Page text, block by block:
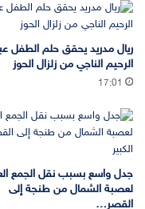
ريال مدريد يحقق حلم الطفل
الرحيم الناجي من زلزال الحوز
17:01
جدل واسع بسبب نقل الجمع
لعصبة الشمال من طنجة إلى
القصر…